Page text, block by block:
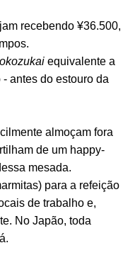
recebendo ¥36.500,
okozukai equivalente a
antes do estouro da
almoçam fora
de um happy-
mesada.
para a refeição
de trabalho e,
No Japão, toda